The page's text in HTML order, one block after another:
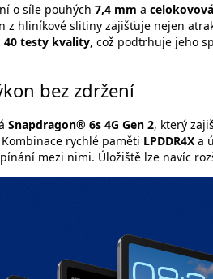
o síle pouhých 7,4 mm a
z hliníkové slitiny zajišťuje nejen
40 testy kvality, což podtrhuje jeho
bez zdržení
Snapdragon® 6s 4G Gen 2, který
rychlé paměti LPDDR4X a
mezi nimi. Úložiště lze navíc